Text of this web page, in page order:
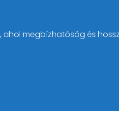
ahol megbízhatóság és